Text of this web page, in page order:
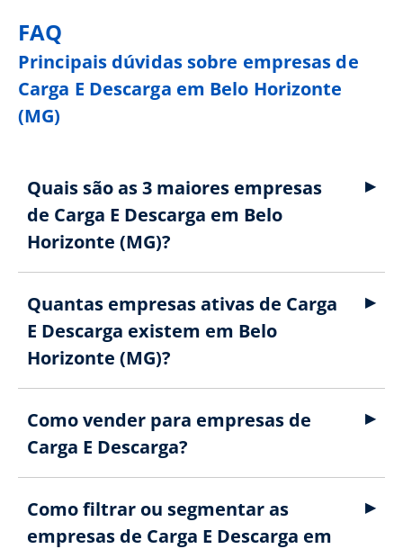
FAQ
Principais dúvidas sobre empresas de
Carga E Descarga em Belo Horizonte
(MG)
Quais são as 3 maiores empresas
de Carga E Descarga em Belo
Horizonte (MG)?
Quantas empresas ativas de Carga
E Descarga existem em Belo
Horizonte (MG)?
Como vender para empresas de
Carga E Descarga?
Como filtrar ou segmentar as
empresas de Carga E Descarga em